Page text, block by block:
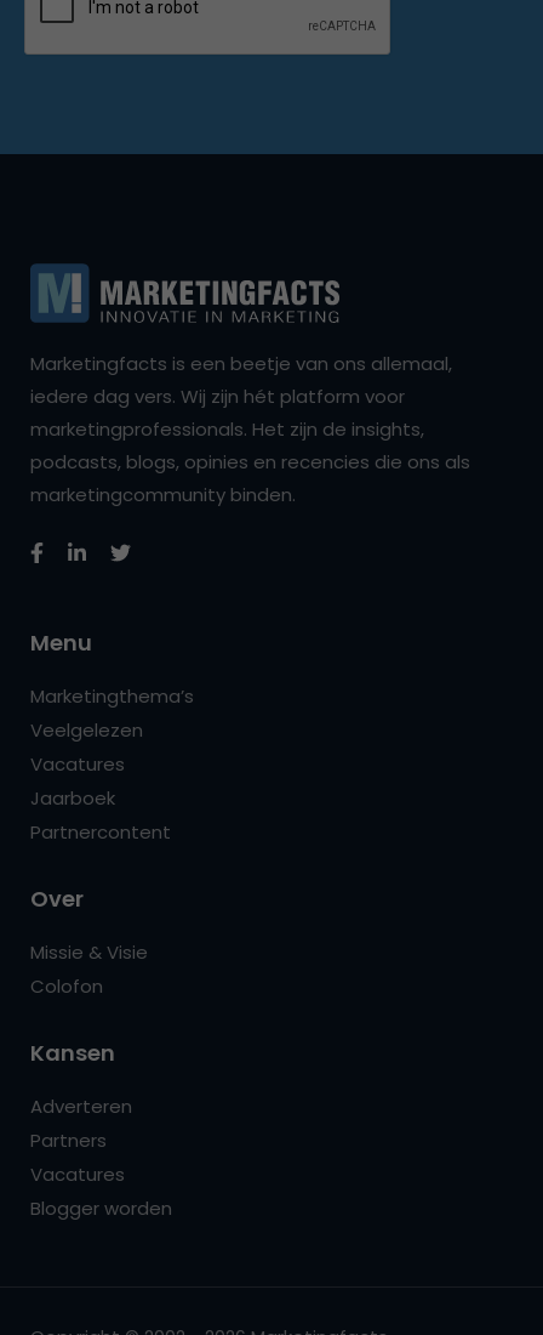
Marketingfacts is een beetje van ons allemaal,
iedere dag vers. Wij zijn hét platform voor
marketingprofessionals. Het zijn de insights,
podcasts, blogs, opinies en recencies die ons als
marketingcommunity binden.
Menu
Marketingthema’s
Veelgelezen
Vacatures
Jaarboek
Partnercontent
Over
Missie & Visie
Colofon
Kansen
Adverteren
Partners
Vacatures
Blogger worden